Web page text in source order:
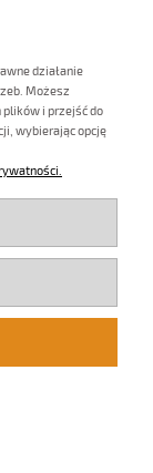
TRAL
działanie
Możesz
i przejść do
wybierając opcję